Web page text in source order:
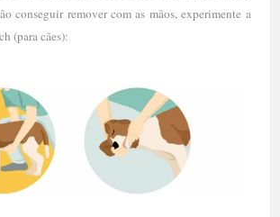
conseguir remover com as mãos, experimente a
(para cães):